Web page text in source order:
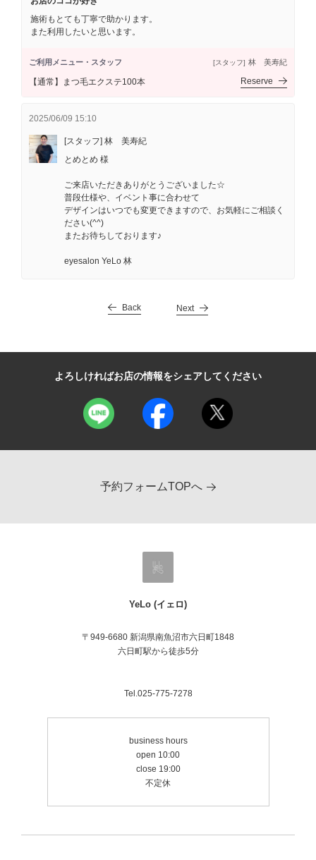
施術もとても丁寧で助かります。
また利用したいと思います。
ご利用メニュー・スタッフ [スタッフ] 林 美寿紀
【通常】まつ毛エクステ100本 Reserve
2025/06/09 15:10
[スタッフ] 林 美寿紀
とめとめ 様
ご来店いただきありがとうございました☆
普段仕様や、イベント事に合わせて
デザインはいつでも変更できますので、お気軽にご相談く
ださい(^^)
またお待ちしております♪
eyesalon YeLo 林
Back Next
よろしければお店の情報をシェアしてください
予約フォームTOPへ
YeLo (イェロ)
〒949-6680 新潟県南魚沼市六日町1848
六日町駅から徒歩5分
Tel.025-775-7278
business hours
open 10:00
close 19:00
不定休